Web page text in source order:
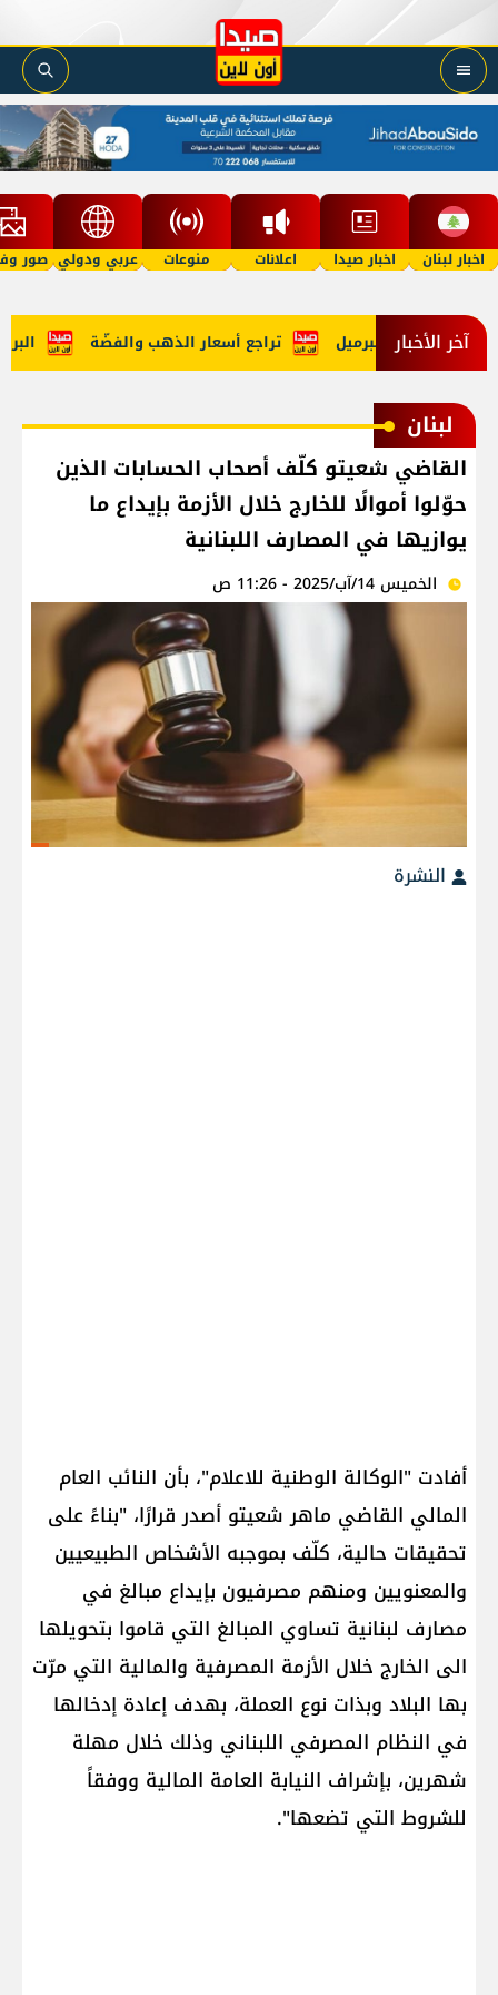
اخبار لبنان اخبار صيدا اعلانات منوعات عربي ودولي صور
آخر الأخبار تراجع أسعار الذهب والفضّة
لبنان
القاضي شعيتو كلّف أصحاب الحسابات الذين
حوّلوا أموالًا للخارج خلال الأزمة بإيداع ما
يوازيها في المصارف اللبنانية
الخميس 14/آب/2025 - 11:26 ص
النشرة
أفادت "الوكالة الوطنية للاعلام"، بأن النائب العام
المالي القاضي ​ماهر شعيتو​ أصدر قرارًا، "بناءً على
تحقيقات حالية، كلّف بموجبه الأشخاص الطبيعيين
والمعنويين ومنهم مصرفيون بإيداع مبالغ في
مصارف لبنانية تساوي المبالغ التي قاموا بتحويلها
الى الخارج خلال الأزمة المصرفية والمالية التي مرّت
بها البلاد وبذات نوع العملة، بهدف إعادة إدخالها
في النظام المصرفي اللبناني وذلك خلال مهلة
شهرين، بإشراف النيابة العامة المالية ووفقاً
للشروط التي تضعها".